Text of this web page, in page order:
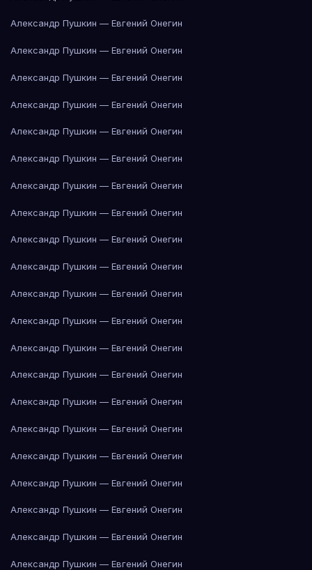
Александр Пушкин — Евгений Онегин
Александр Пушкин — Евгений Онегин
Александр Пушкин — Евгений Онегин
Александр Пушкин — Евгений Онегин
Александр Пушкин — Евгений Онегин
Александр Пушкин — Евгений Онегин
Александр Пушкин — Евгений Онегин
Александр Пушкин — Евгений Онегин
Александр Пушкин — Евгений Онегин
Александр Пушкин — Евгений Онегин
Александр Пушкин — Евгений Онегин
Александр Пушкин — Евгений Онегин
Александр Пушкин — Евгений Онегин
Александр Пушкин — Евгений Онегин
Александр Пушкин — Евгений Онегин
Александр Пушкин — Евгений Онегин
Александр Пушкин — Евгений Онегин
Александр Пушкин — Евгений Онегин
Александр Пушкин — Евгений Онегин
Александр Пушкин — Евгений Онегин
Александр Пушкин — Евгений Онегин